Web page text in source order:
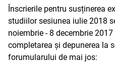
Înscrierile pentru susținerea
studiilor sesiunea iulie 2018
noiembrie - 8 decembrie
completarea și depunerea la
forumularului de mai jos: